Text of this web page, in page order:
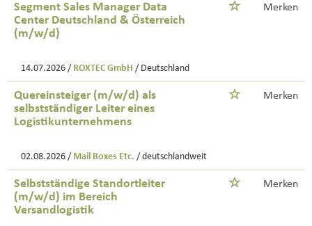
Segment Sales Manager Data
Center Deutschland & Österreich
(m/w/d)
Merken
14.07.2026 / ROXTEC GmbH / Deutschland
Quereinsteiger (m/w/d) als
selbstständiger Leiter eines
Logistikunternehmens
Merken
02.08.2026 / Mail Boxes Etc. / deutschlandweit
Selbstständige Standortleiter
(m/w/d) im Bereich
Versandlogistik
Merken